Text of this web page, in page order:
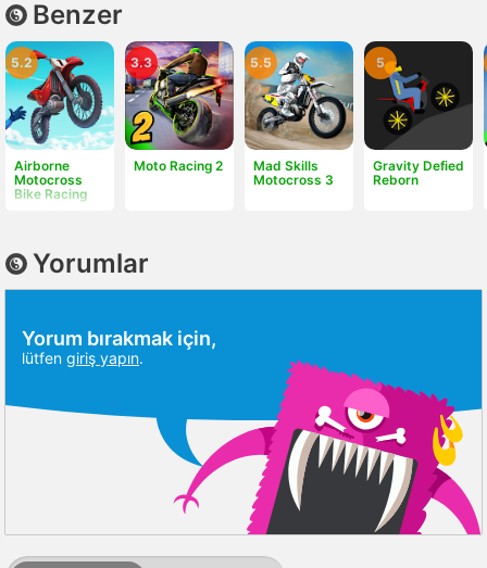
Benzer
Airborne
Motocross
Bike Racing
5.2
Moto Racing 2
3.3
Mad Skills
Motocross 3
5.5
Gravity Defied
Reborn
5
Yorumlar
Yorum bırakmak için,
lütfen giriş yapın.